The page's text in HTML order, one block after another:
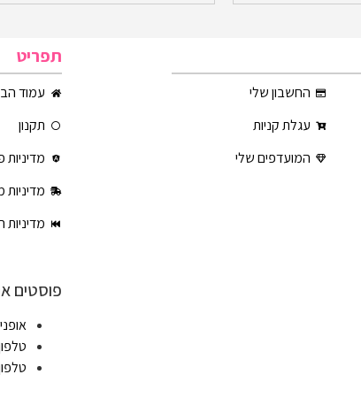
החשבון שלי
עגלת קניות
המועדפים שלי
תפריט
עמוד
תקנון
מדיניות
מדיניות
פוסטים